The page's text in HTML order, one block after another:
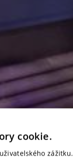
cookie.
zážitku.